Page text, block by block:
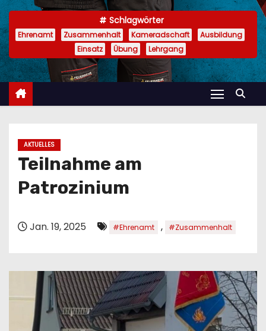
n
Schlagwörter
Ehrenamt Zusammenhalt Kameradschaft
Ausbildung
Einsatz
Übung Lehrgang
AKTUELLES
Teilnahme am
Patrozinium
Jan. 19, 2025 #Ehrenamt , #Zusammenhalt